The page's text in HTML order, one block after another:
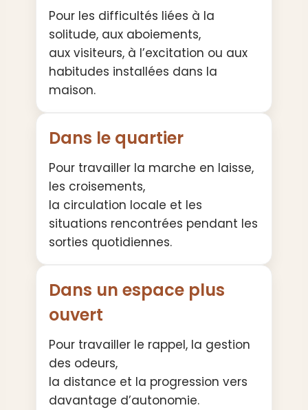
Pour les difficultés liées à la
solitude, aux aboiements,
aux visiteurs, à l’excitation ou aux
habitudes installées dans la
maison.
Dans le quartier
Pour travailler la marche en laisse,
les croisements,
la circulation locale et les
situations rencontrées pendant les
sorties quotidiennes.
Dans un espace plus
ouvert
Pour travailler le rappel, la gestion
des odeurs,
la distance et la progression vers
davantage d’autonomie.